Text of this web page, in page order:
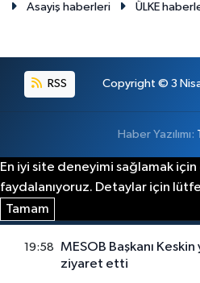
Asayiş haberleri
ÜLKE
RSS Copyright © 3
Haber Yazılımı:
En iyi site deneyimi sağlamak
faydalanıyoruz. Detaylar için
Tamam
19:58
MESOB Başkanı
ziyaret etti